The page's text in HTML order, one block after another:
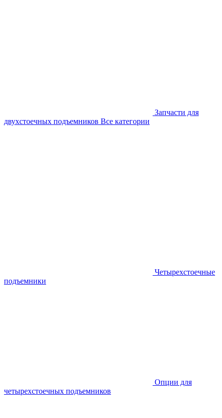
Запчасти для
двухстоечных подъемников Все категории
Четырехстоечные
подъемники
Опции для
четырехстоечных подъемников